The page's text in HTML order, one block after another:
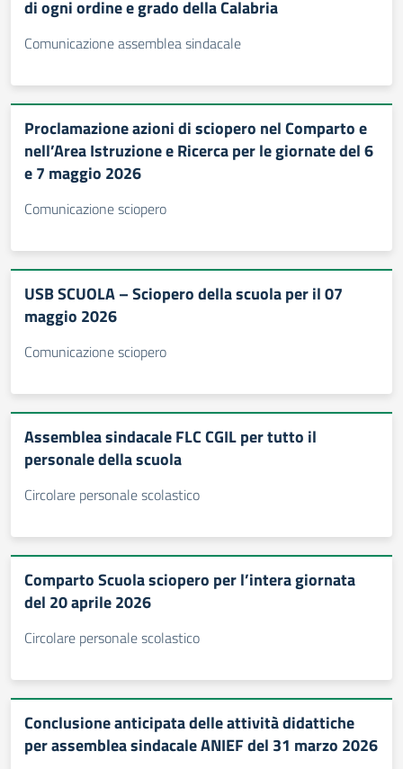
di ogni ordine e grado della Calabria
Comunicazione assemblea sindacale
Proclamazione azioni di sciopero nel Comparto e
nell’Area Istruzione e Ricerca per le giornate del 6
e 7 maggio 2026
Comunicazione sciopero
USB SCUOLA – Sciopero della scuola per il 07
maggio 2026
Comunicazione sciopero
Assemblea sindacale FLC CGIL per tutto il
personale della scuola
Circolare personale scolastico
Comparto Scuola sciopero per l’intera giornata
del 20 aprile 2026
Circolare personale scolastico
Conclusione anticipata delle attività didattiche
per assemblea sindacale ANIEF del 31 marzo 2026